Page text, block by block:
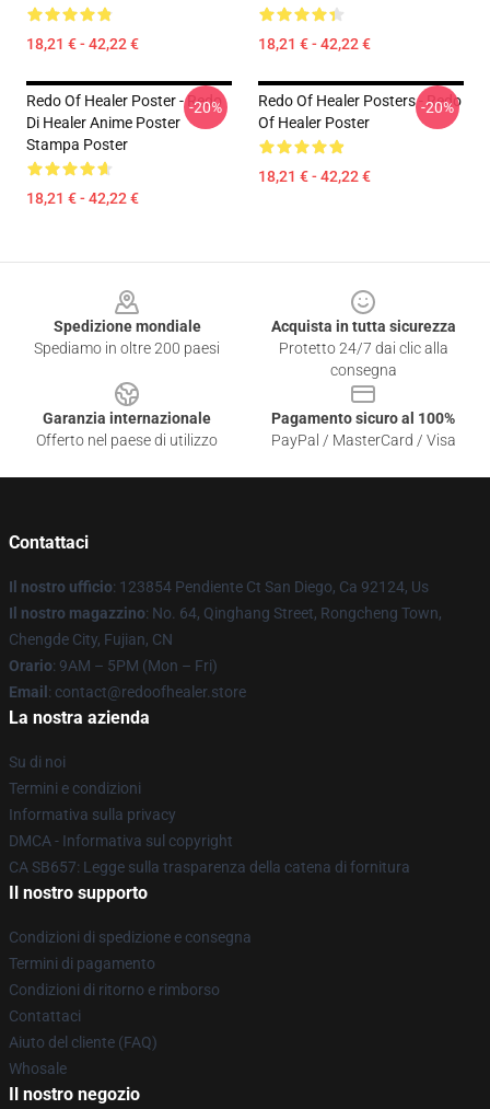
18,21 € - 42,22 € 18,21 € - 42,22 €
Redo Of Healer Poster - Redo
Di Healer Anime Poster
Stampa Poster
18,21 € - 42,22 €
-20%
Redo Of Healer Posters - Redo
Of Healer Poster
18,21 € - 42,22 €
-20%
Spedizione mondiale
Spediamo in oltre 200 paesi
Acquista in tutta sicurezza
Protetto 24/7 dai clic alla
consegna
Garanzia internazionale
Offerto nel paese di utilizzo
Pagamento sicuro al 100%
PayPal / MasterCard / Visa
Contattaci
Il nostro ufficio: 123854 Pendiente Ct San Diego, Ca 92124, Us
Il nostro magazzino: No. 64, Qinghang Street, Rongcheng Town,
Chengde City, Fujian, CN
Orario: 9AM – 5PM (Mon – Fri)
Email : contact@redoofhealer.store
La nostra azienda
Su di noi
Termini e condizioni
Informativa sulla privacy
DMCA - Informativa sul copyright
CA SB657: Legge sulla trasparenza della catena di fornitura
Il nostro supporto
Condizioni di spedizione e consegna
Termini di pagamento
Condizioni di ritorno e rimborso
Contattaci
Aiuto del cliente (FAQ)
Whosale
Il nostro negozio